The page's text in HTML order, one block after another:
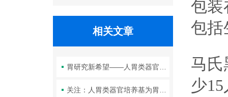
相关文章
包装
包括
马氏
少